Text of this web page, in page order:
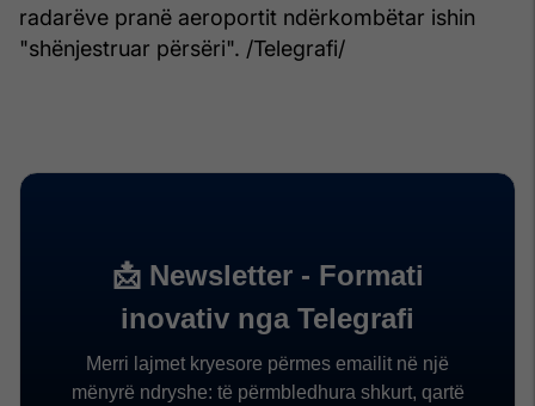
radarëve pranë aeroportit ndërkombëtar ishin
"shënjestruar përsëri". /Telegrafi/